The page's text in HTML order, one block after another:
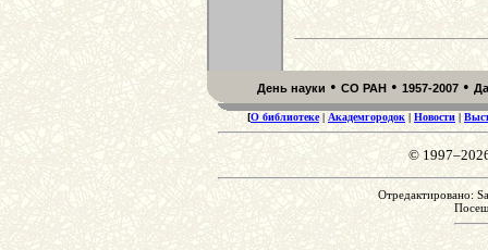
День науки • СО РАН • 1957-2007 •
[О библиотеке| Академгородок | Новости |
©
Отредактировано: